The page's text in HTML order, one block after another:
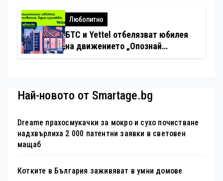
хотелиерството
Любопитно
БТС и Yettel отбелязват юбилея
на движението „Опознай
Най-новото от Smartage.bg
Dreame прахосмукачки за мокро и сухо почистване
надхвърлиха 2 000 патентни заявки в световен
мащаб
Котките в България заживяват в умни домове